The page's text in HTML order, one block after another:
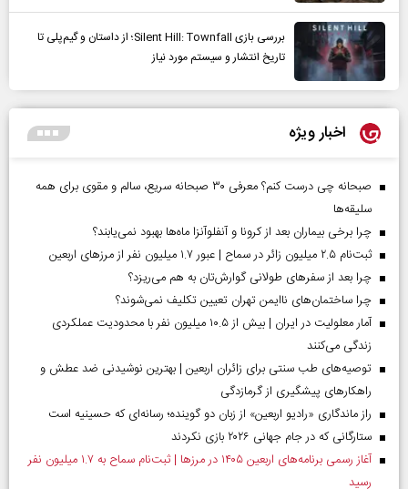
بررسی بازی Silent Hill: Townfall؛ از داستان و گیم‌پلی تا
تاریخ انتشار و سیستم مورد نیاز
اخبار ویژه
صبحانه چی درست کنم؟ معرفی ۳۰ صبحانه سریع، سالم و مقوی برای همه
سلیقه‌ها
چرا برخی بیماران بعد از کرونا و آنفلوآنزا ماه‌ها بهبود نمی‌یابند؟
ثبت‌نام ۲.۵ میلیون زائر در سماح | عبور ۱.۷ میلیون نفر از مرز‌های اربعین
چرا بعد از سفرهای طولانی گوارش‌تان به هم می‌ریزد؟
چرا ساختمان‌های ناایمن تهران تعیین تکلیف نمی‌شوند؟
آمار معلولیت در ایران | بیش از ۱۰.۵ میلیون نفر با محدودیت عملکردی
زندگی می‌کنند
توصیه‌های طب سنتی برای زائران اربعین | بهترین نوشیدنی ضد عطش و
راهکارهای پیشگیری از گرمازدگی
راز ماندگاری «رادیو اربعین» از زبان دو گوینده؛ رسانه‌ای که حسینیه است
ستارگانی که در جام جهانی ۲۰۲۶ بازی نکردند
آغاز رسمی برنامه‌های اربعین ۱۴۰۵ در مرز‌ها | ثبت‌نام سماح به ۱.۷ میلیون نفر
رسید